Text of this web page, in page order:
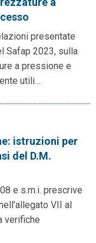
presentate
Safap 2023, sulla
a pressione e
utili…
istruzioni per
del D.M.
e s.m.i. prescrive
VII al
verifiche